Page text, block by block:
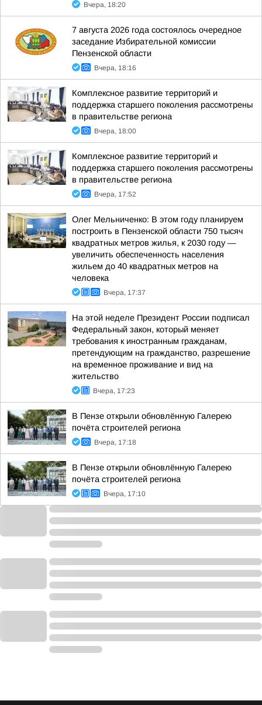
Вчера, 18:20
7 августа 2026 года состоялось очередное
заседание Избирательной комиссии
Пензенской области
Вчера, 18:16
Комплексное развитие территорий и
поддержка старшего поколения рассмотрены
в правительстве региона
Вчера, 18:00
Комплексное развитие территорий и
поддержка старшего поколения рассмотрены
в правительстве региона
Вчера, 17:52
Олег Мельниченко: В этом году планируем
построить в Пензенской области 750 тысяч
квадратных метров жилья, к 2030 году —
увеличить обеспеченность населения
жильем до 40 квадратных метров на
человека
Вчера, 17:37
На этой неделе Президент России подписал
Федеральный закон, который меняет
требования к иностранным гражданам,
претендующим на гражданство, разрешение
на временное проживание и вид на
жительство
Вчера, 17:23
В Пензе открыли обновлённую Галерею
почёта строителей региона
Вчера, 17:18
В Пензе открыли обновлённую Галерею
почёта строителей региона
Вчера, 17:10